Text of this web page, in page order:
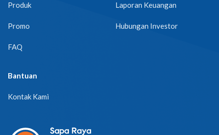
Produk
Promo
FAQ
Laporan Keuangan
Hubungan Investor
Bantuan
Kontak Kami